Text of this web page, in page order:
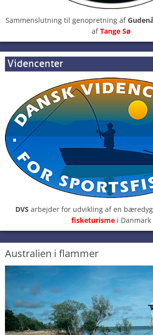
Sammenslutning til genopretning af
afTange Sø
Videncenter
DVS arbejder for udvikling af en
fisketurisme i Danmark
Australien i flammer